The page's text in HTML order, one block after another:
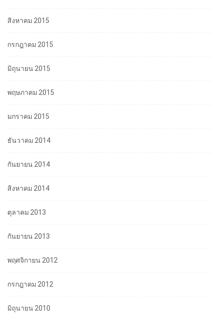
สิงหาคม 2015
กรกฎาคม 2015
มิถุนายน 2015
พฤษภาคม 2015
มกราคม 2015
ธันวาคม 2014
กันยายน 2014
สิงหาคม 2014
ตุลาคม 2013
กันยายน 2013
พฤศจิกายน 2012
กรกฎาคม 2012
มิถุนายน 2010